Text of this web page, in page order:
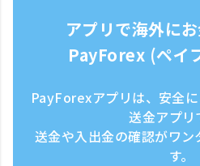
アプリで海外に
PayForex (ペイ
PayForexアプリは、安全
送金アプリ
送金や入出金の確認がワ
す。